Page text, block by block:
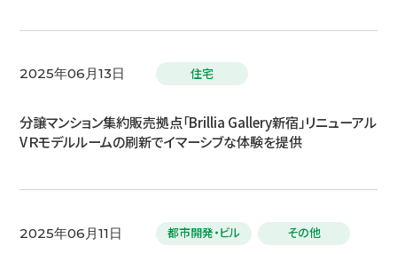
2025年06月13日 住宅
分譲マンション集約販売拠点「Brillia Gallery新宿」リニューアル
VＲモデルルームの刷新でイマーシブな体験を提供
2025年06月11日 都市開発・ビル その他